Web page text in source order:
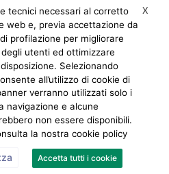
privacy
legali
Media Policy
X
tecnici necessari al corretto
web e, previa accettazione da
profilazione per migliorare
degli utenti ed ottimizzare
Selezionando
all’utilizzo di cookie di
verranno utilizzati solo i
navigazione e alcune
non essere disponibili.
la nostra cookie policy
Accetta tutti i cookie